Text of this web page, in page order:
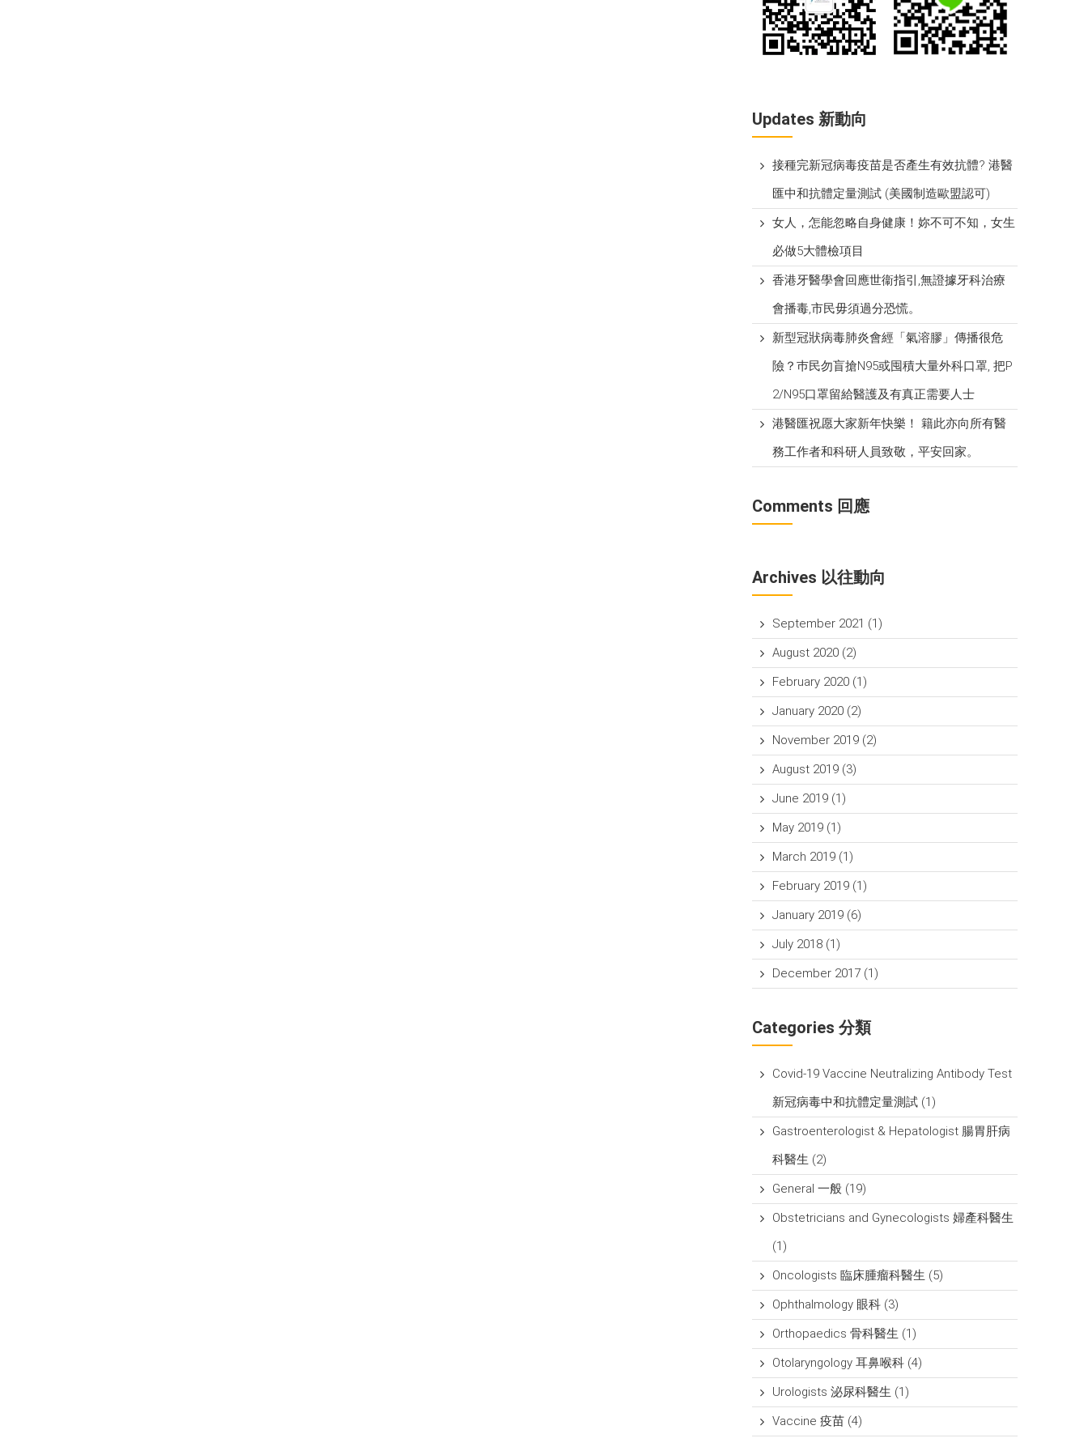
Updates 新動向
接種完新冠病毒疫苗是否產生有效抗體? 港醫
匯中和抗體定量測試 (美國制造歐盟認可)
女人，怎能忽略自身健康！妳不可不知，女生
必做5大體檢項目
香港牙醫學會回應世衞指引,無證據牙科治療
會播毒,市民毋須過分恐慌。
新型冠狀病毒肺炎會經「氣溶膠」傳播很危
險？巿民勿盲搶N95或囤積大量外科口罩, 把P​
2/N95口罩留給醫護及有真正需要人士
港醫匯祝愿大家新年快樂！ 籍此亦向所有醫
務工作者和科研人員致敬，平安回家。
Comments 回應
Archives 以往動向
September 2021 (1)
August 2020 (2)
February 2020 (1)
January 2020 (2)
November 2019 (2)
August 2019 (3)
June 2019 (1)
May 2019 (1)
March 2019 (1)
February 2019 (1)
January 2019 (6)
July 2018 (1)
December 2017 (1)
Categories 分類
Covid-19 Vaccine Neutralizing Antibody Test
新冠病毒中和抗體定量測試 (1)
Gastroenterologist & Hepatologist 腸胃肝病
科醫生 (2)
General 一般 (19)
Obstetricians and Gynecologists 婦產科醫生
(1)
Oncologists 臨床腫瘤科醫生 (5)
Ophthalmology 眼科 (3)
Orthopaedics 骨科醫生 (1)
Otolaryngology 耳鼻喉科 (4)
Urologists 泌尿科醫生 (1)
Vaccine 疫苗 (4)